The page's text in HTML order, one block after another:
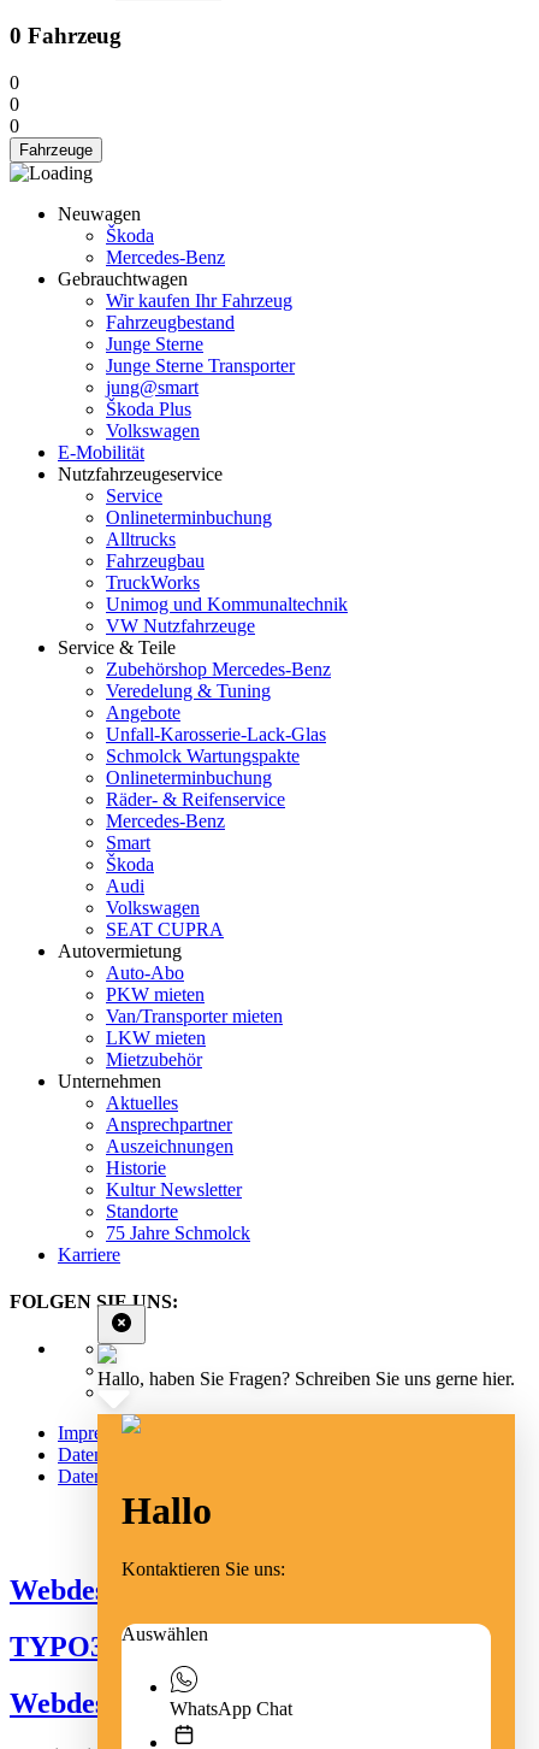
0 Fahrzeug
0
0
0
Fahrzeuge
Neuwagen
Škoda
Mercedes-Benz
Gebrauchtwagen
Wir kaufen Ihr Fahrzeug
Fahrzeugbestand
Junge Sterne
Junge Sterne Transporter
jung@smart
Škoda Plus
Volkswagen
E-Mobilität
Nutzfahrzeugeservice
Service
Onlineterminbuchung
Alltrucks
Fahrzeugbau
TruckWorks
Unimog und Kommunaltechnik
VW Nutzfahrzeuge
Service & Teile
Zubehörshop Mercedes-Benz
Veredelung & Tuning
Angebote
Unfall-Karosserie-Lack-Glas
Schmolck Wartungspakte
Onlineterminbuchung
Räder- & Reifenservice
Mercedes-Benz
Smart
Škoda
Audi
Volkswagen
SEAT CUPRA
Autovermietung
Auto-Abo
PKW mieten
Van/Transporter mieten
LKW mieten
Mietzubehör
Unternehmen
Aktuelles
Ansprechpartner
Auszeichnungen
Historie
Kultur Newsletter
Standorte
75 Jahre Schmolck
Karriere
FOLGEN SIE UNS:
Impressum
Datenschutz
Datenschutz Social Media
Webdesign Emmendingen
TYPO3 Freiburg
Webdesign Freiburg
Hallo, haben Sie Fragen? Schreiben Sie uns gerne hier.
Hallo
Kontaktieren Sie uns:
Auswählen
WhatsApp Chat